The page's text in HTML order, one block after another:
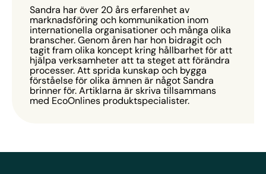
Sandra har över 20 års erfarenhet av
marknadsföring och kommunikation inom
internationella organisationer och många olika
branscher. Genom åren har hon bidragit och
tagit fram olika koncept kring hållbarhet för att
hjälpa verksamheter att ta steget att förändra
processer. Att sprida kunskap och bygga
förståelse för olika ämnen är något Sandra
brinner för. Artiklarna är skriva tillsammans
med EcoOnlines produktspecialister.